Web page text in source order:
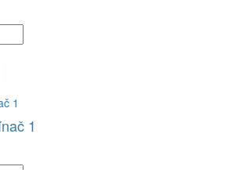
1